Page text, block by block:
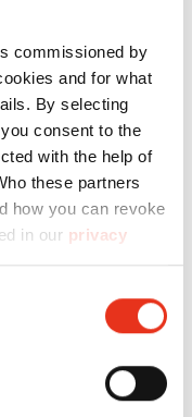
commissioned by
and for what
By selecting
consent to the
with the help of
these partners
how you can revoke
in our privacy
620 kN
550
kg